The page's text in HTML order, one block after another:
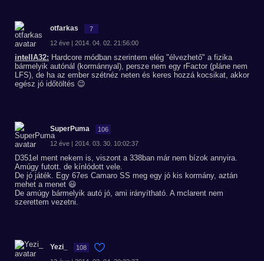
otfarkas 7
12 éve | 2014. 04. 02. 21:56:00
intelIA32: Hardcore módban szerintem elég "élvezhető" a fizika
bármelyik autónál (kormánnyal), persze nem egy rFactor (pláne nem
LFS), de ha az ember szétnéz neten és keres hozzá kocsikat, akkor
egész jó időtöltés 😉
SuperPuma 106
12 éve | 2014. 03. 30. 10:02:37
D351el ment nekem is, viszont a 338ban már nem bízok annyira.
Amúgy futott. de kínlódott vele.
De jó játék. Egy 67es Camaro SS meg egy jó kis kormány, aztán
mehet a menet 😃
De amúgy bármelyik autó jó, ami irányítható. A mclarent nem
szerettem vezetni.
Yezi_ 108